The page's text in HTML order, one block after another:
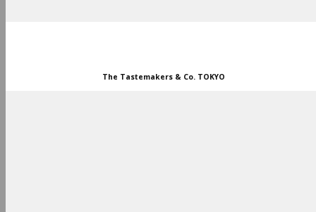
The Tastemakers & Co. TOKYO